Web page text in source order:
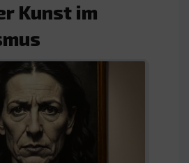
Kunst im